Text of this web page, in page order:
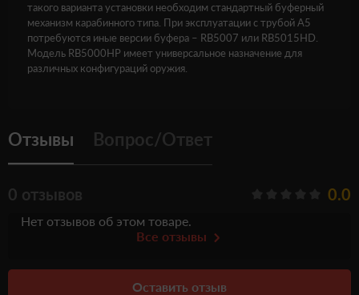
такого варианта установки необходим стандартный буферный
механизм карабинного типа. При эксплуатации с трубой A5
потребуются иные версии буфера – RB5007 или RB5015HD.
Модель RB5000HP имеет универсальное назначение для
различных конфигураций оружия.
Отзывы Вопрос/Ответ
0 отзывов 0.0
Нет отзывов об этом товаре.
Все отзывы
Оставить отзыв